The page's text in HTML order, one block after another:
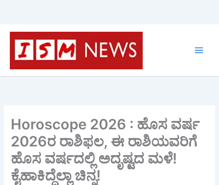
Skip
content
Horoscope 2026 : ಹೊಸ ವರ್ಷ
2026ರ ರಾಶಿಫಲ, ಈ ರಾಶಿಯವರಿಗೆ
ಹೊಸ ವರ್ಷದಲ್ಲಿ ಅದೃಷ್ಟದ ಮಳೆ!
ಕೈಹಾಕಿದ್ದೆಲ್ಲಾ ಚಿನ್ನ!